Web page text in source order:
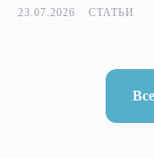
23.07.2026 СТАТЬИ